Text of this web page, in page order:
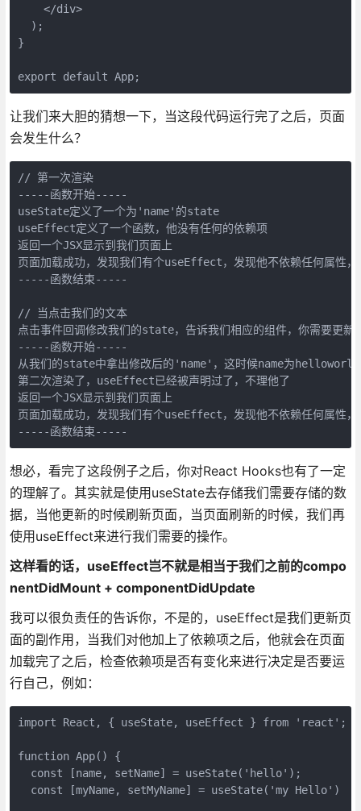
</div>
  );
}
export default App;
让我们来大胆的猜想一下，当这段代码运行完了之后，页面
会发生什么？
// 第一次渲染
-----函数开始-----
useState定义了一个为 'name' 的state
useEffect定义了一个函数，他没有任何的依赖项
返回一个JSX显示到我们页面上
页面加载成功，发现我们有个useEffect，发现他不依赖任何属性，
-----函数结束-----
// 当点击我们的文本
-----函数开始-----
从我们的state中拿出修改后的 'name' ，这时候name为helloworld
第二次渲染了，useEffect已经被声明过了，不理他了
返回一个JSX显示到我们页面上
页面加载成功，发现我们有个useEffect，发现他不依赖任何属性，
-----函数结束-----
想必，看完了这段例子之后，你对React Hooks也有了一定
的理解了。其实就是使用useState去存储我们需要存储的数
据，当他更新的时候刷新页面，当页面刷新的时候，我们再
使用useEffect来进行我们需要的操作。
这样看的话，useEffect岂不就是相当于我们之前的compo
nentDidMount + componentDidUpdate
我可以很负责任的告诉你，不是的，useEffect是我们更新页
面的副作用，当我们对他加上了依赖项之后，他就会在页面
加载完了之后，检查依赖项是否有变化来进行决定是否要运
行自己，例如：
import React, { useState, useEffect } from 'react' ;
function App( ) {
const [name, setName] = useState( 'hello' );
const [myName, setMyName] = useState( 'my Hello' )